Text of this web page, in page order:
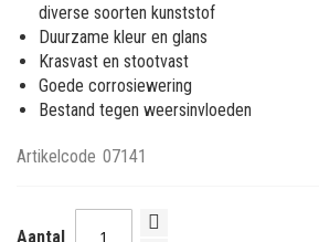
diverse soorten kunststof
Duurzame kleur en glans
Krasvast en stootvast
Goede corrosiewering
Bestand tegen weersinvloeden
Artikelcode 07141
Aantal